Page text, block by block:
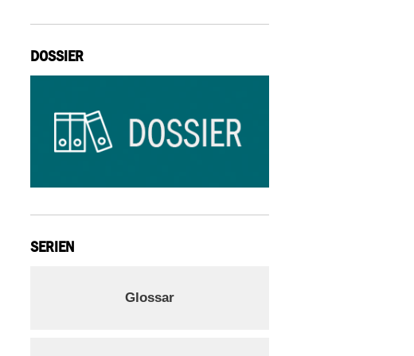
DOSSIER
SERIEN
Glossar